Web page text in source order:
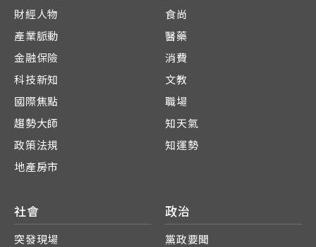
財經人物
產業脈動
金融保險
科技新知
國際焦點
趨勢大師
政策法規
地產房市
食尚
醫藥
消費
文教
職場
知天氣
知運勢
社會
突發現場
政治
黨政要聞